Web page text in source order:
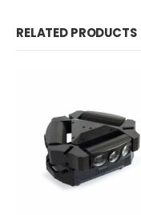
RELATED PRODUCTS